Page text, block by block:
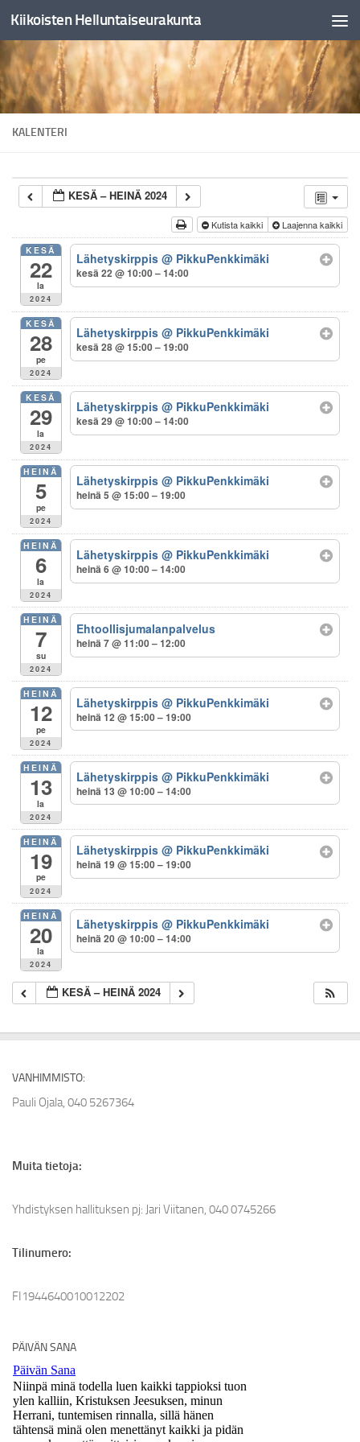
Skip to content
Kiikoisten Helluntaiseurakunta
KALENTERI
KESÄ – HEINÄ 2024
Kutista kaikki Laajenna kaikki
KESÄ
22
la
2024
Lähetyskirppis@ PikkuPenkkimäki
kesä 22 @ 10:00 – 14:00
KESÄ
28
pe
2024
Lähetyskirppis@ PikkuPenkkimäki
kesä 28 @ 15:00 – 19:00
KESÄ
29
la
2024
Lähetyskirppis@ PikkuPenkkimäki
kesä 29 @ 10:00 – 14:00
HEINÄ
5
pe
2024
Lähetyskirppis@ PikkuPenkkimäki
heinä 5 @ 15:00 – 19:00
HEINÄ
6
la
2024
Lähetyskirppis@ PikkuPenkkimäki
heinä 6 @ 10:00 – 14:00
HEINÄ
7
su
2024
Ehtoollisjumalanpalvelus
heinä 7 @ 11:00 – 12:00
HEINÄ
12
pe
2024
Lähetyskirppis@ PikkuPenkkimäki
heinä 12 @ 15:00 – 19:00
HEINÄ
13
la
2024
Lähetyskirppis@ PikkuPenkkimäki
heinä 13 @ 10:00 – 14:00
HEINÄ
19
pe
2024
Lähetyskirppis@ PikkuPenkkimäki
heinä 19 @ 15:00 – 19:00
HEINÄ
20
la
2024
Lähetyskirppis@ PikkuPenkkimäki
heinä 20 @ 10:00 – 14:00
KESÄ – HEINÄ 2024
VANHIMMISTO:
Pauli Ojala, 040 5267364
Muita tietoja:
Yhdistyksen hallituksen pj: Jari Viitanen, 040 0745266
Tilinumero:
FI1944640010012202
PÄIVÄN SANA